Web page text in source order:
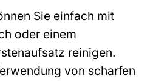
Sie einfach mit
oder einem
reinigen.
von scharfen